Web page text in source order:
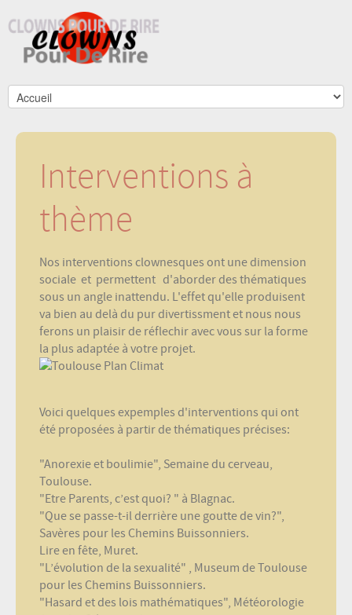
Interventions à
thème
Nos interventions clownesques ont une dimension
sociale et permettent d'aborder des thématiques
sous un angle inattendu. L'effet qu'elle produisent
va bien au delà du pur divertissment et nous nous
ferons un plaisir de réflechir avec vous sur la forme
la plus adaptée à votre projet.
Voici quelques expemples d'interventions qui ont
été proposées à partir de thématiques précises:
"Anorexie et boulimie", Semaine du cerveau,
Toulouse.
"Etre Parents, c’est quoi? " à Blagnac.
"Que se passe-t-il derrière une goutte de vin?",
Savères pour les Chemins Buissonniers.
Lire en fête, Muret.
"L’évolution de la sexualité" , Museum de Toulouse
pour les Chemins Buissonniers.
"Hasard et des lois mathématiques", Météorologie